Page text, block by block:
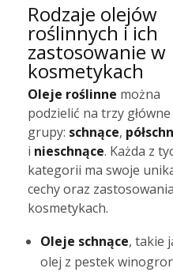
Rodzaje olejów
roślinnych i ich
zastosowanie w
kosmetykach
Oleje roślinne można
podzielić na trzy główne
grupy: schnące,
i nieschnące. Każda z
kategorii ma swoje
cechy oraz
kosmetykach.
Oleje schnące, takie
olej z pestek